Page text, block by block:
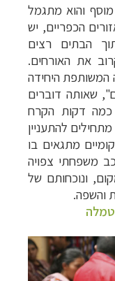
והוא מתגמל
הכפריים, יש
הבתים רצים
את האורחים.
המשותפת היחידה
שאותה דוברים
כמה דקות הקרח
להתעניין
מתגאים בו
משפחתי צפויה
ונוכחותם של
והשפה.